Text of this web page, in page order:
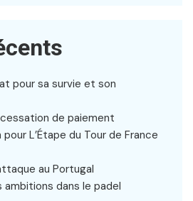
pour sa survie et son
de paiement
L’Étape du Tour de France
au Portugal
ambitions dans le padel